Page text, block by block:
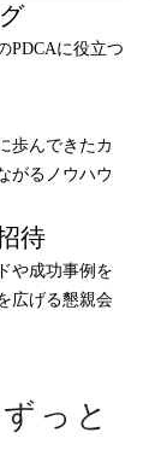
PDCAに役立つ
歩んできたカ
がるノウハウ
待
や成功事例を
広げる懇親会
っと